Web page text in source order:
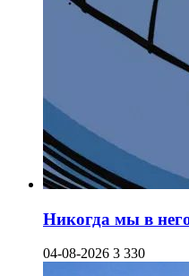
Никогда мы в
04-08-2026 3 330